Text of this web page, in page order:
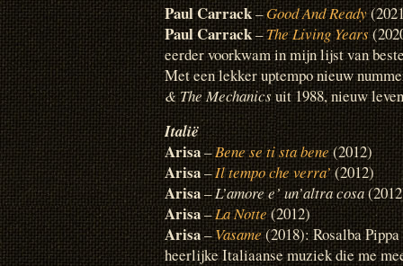
Paul Carrack–Good And Ready
Paul Carrack–The Living Years
eerder voorkwam in mijn lijst van
Met een lekker uptempo nieuw
& The Mechanicsuit 1988, nieuw
Italië
Arisa–Bene se ti sta bene(2012)
Arisa–Il tempo che verra’(2012)
Arisa–L’amore e’ un’altra cosa
Arisa–La Notte(2012)
Arisa–Vasame(2018): Rosalba
heerlijke Italiaanse muziek die me